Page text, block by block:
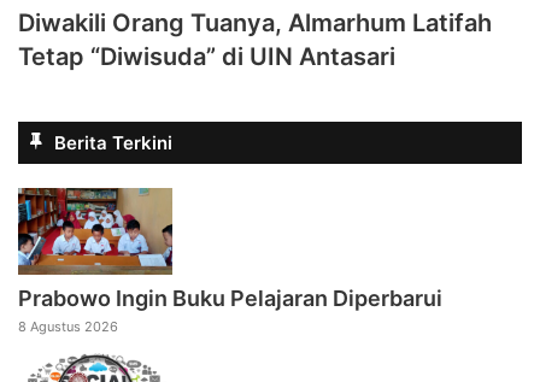
Diwakili Orang Tuanya, Almarhum Latifah
Tetap “Diwisuda” di UIN Antasari
Berita Terkini
Prabowo Ingin Buku Pelajaran Diperbarui
8 Agustus 2026